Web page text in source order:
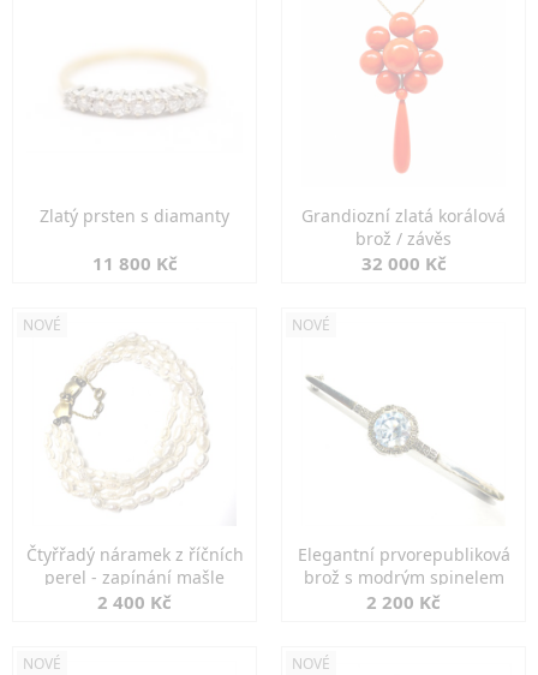
Zlatý prsten s diamanty
11 800 Kč
Grandiozní zlatá korálová
brož / závěs
32 000 Kč
NOVÉ
Čtyřřadý náramek z říčních
perel - zapínání mašle
2 400 Kč
NOVÉ
Elegantní prvorepubliková
brož s modrým spinelem
2 200 Kč
NOVÉ NOVÉ